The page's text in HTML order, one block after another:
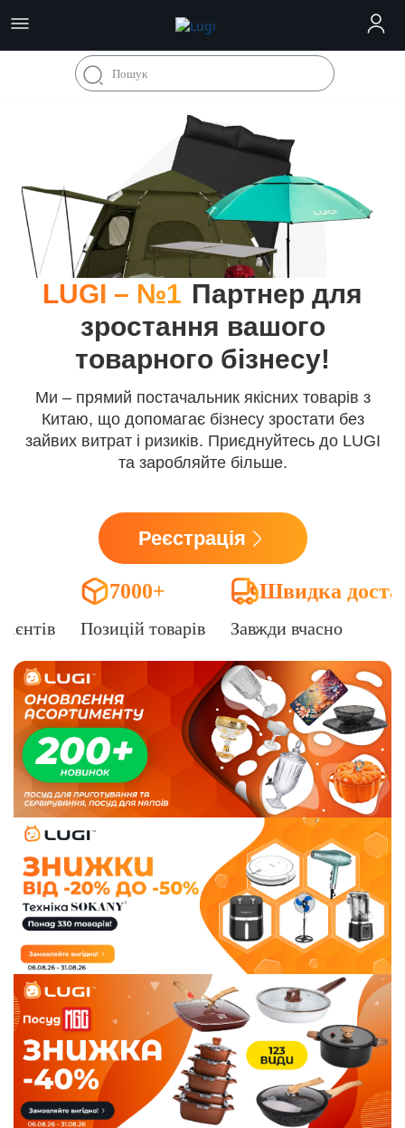
LUGI – №1 Партнер для
зростання вашого
товарного бізнесу!
Ми – прямий постачальник якісних товарів з
Китаю, що допомагає бізнесу зростати без
зайвих витрат і ризиків. Приєднуйтесь до LUGI
та заробляйте більше.
Реєстрація
7000+
Позицій товарів
Швидка
Завжди вчасно